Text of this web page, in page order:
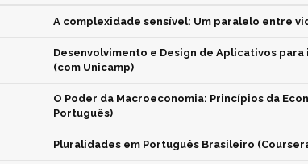
A complexidade sensível: Um paralelo entre
Desenvolvimento e Design de Aplicativos
(com Unicamp)
O Poder da Macroeconomia: Princípios da
Português)
Pluralidades em Português Brasileiro